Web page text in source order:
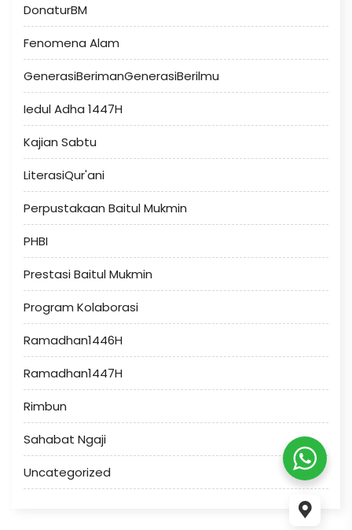
DonaturBM
Fenomena Alam
GenerasiBerimanGenerasiBerilmu
Iedul Adha 1447H
Kajian Sabtu
LiterasiQur'ani
Perpustakaan Baitul Mukmin
PHBI
Prestasi Baitul Mukmin
Program Kolaborasi
Ramadhan1446H
Ramadhan1447H
Rimbun
Sahabat Ngaji
Uncategorized